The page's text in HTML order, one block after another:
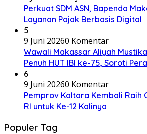
Perkuat SDM ASN, Bapenda
Layanan Pajak Berbasis Digital
5
9 Juni 20260 Komentar
Wawali Makassar Aliyah
Penuh HUT IBI ke-75, Soroti
6
9 Juni 20260 Komentar
Pemprov Kaltara Kembali Raih
RI untuk Ke-12 Kalinya
Populer Tag